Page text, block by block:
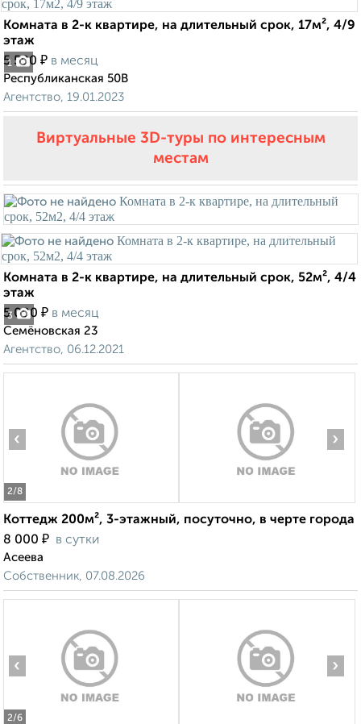
1
Комната в 2-к квартире, на длительный срок, 17м², 4/9
этаж
5 500 ₽ в месяц
Республиканская 50В
Агентство, 19.01.2023
Виртуальные 3D-туры по интересным
местам
3
Комната в 2-к квартире, на длительный срок, 52м², 4/4
этаж
5 000 ₽ в месяц
Семёновская 23
Агентство, 06.12.2021
2/8
‹ ›
Коттедж 200м², 3-этажный, посуточно, в черте города
8 000 ₽ в сутки
Асеева
Собственник, 07.08.2026
2/6
‹ ›